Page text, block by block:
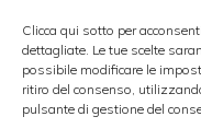
Clicca qui sotto per
dettagliate. Le tue scelte
possibile modificare le
ritiro del consenso,
pulsante di gestione del
importante
differenza
tedesco, che